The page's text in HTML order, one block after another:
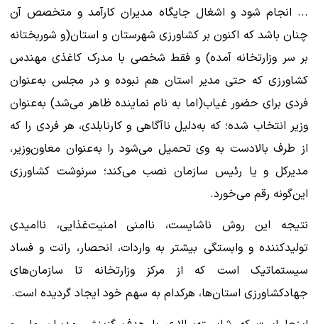
... انجام شود و اشغال جایگاه مدیران کارآمد و متخصص آن
چنان باشد که اکنون بر کشاورزی شهرستان و استان(و شوربختانه
بر سر وزارتخانه آمده) و فقط شخصی با مدرک کاغذی مهندس
کشاورزی که حتی مدیر استان هم نبوده و در مجلس به‌عنوان
فردی برای حضور غیاب(اما به نام نماینده ظاهر می‌شد) به‌عنوان
وزیر انتخاب شده؛ که به‌دلیل ناآگاهی و کارنابلدی، هر فردی را که
از طرف بالادست به وی تحمیل می‌شود را به‌عنوان معاون‌وزیر،
مدیرکل و یا رئیس سازمان نصب می‌کند؛ سرنوشت کشاورزی
این‌گونه رقم می‌خورد.
نتیجه این روش ناشایست، ناامنی امنیت‌غذایی، ناامیدی
تولیدکننده و وابستگی بیشتر به واردات، انحصار، رانت و فساد
سیستماتیک است که از مرکز وزارتخانه تا سازمان‌های
جهادکشاورزی استان‌ها، هرکدام به سهم خود ایجاد گردیده است.